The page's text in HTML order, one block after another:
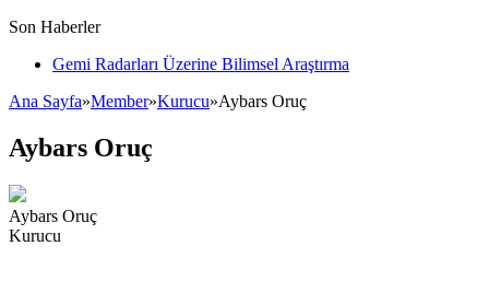
Son Haberler
Gemi Radarları Üzerine Bilimsel Araştırma
Ana Sayfa»Member»Kurucu»Aybars Oruç
Aybars Oruç
Aybars Oruç
Kurucu